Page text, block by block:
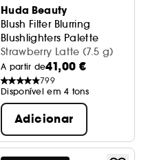
Huda Beauty
Blush Filter Blurring
Blushlighters Palette
Paleta de blush e iluminador
Strawberry Latte (7.5 g)
A partir de41,00 €
799
Disponível em 4 tons
Adicionar